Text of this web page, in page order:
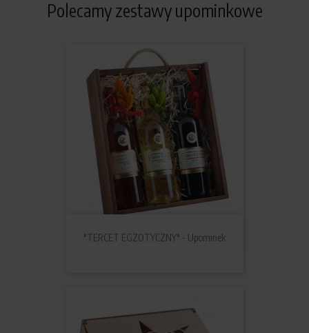
Polecamy zestawy upominkowe
"TERCET EGZOTYCZNY" - Upominek